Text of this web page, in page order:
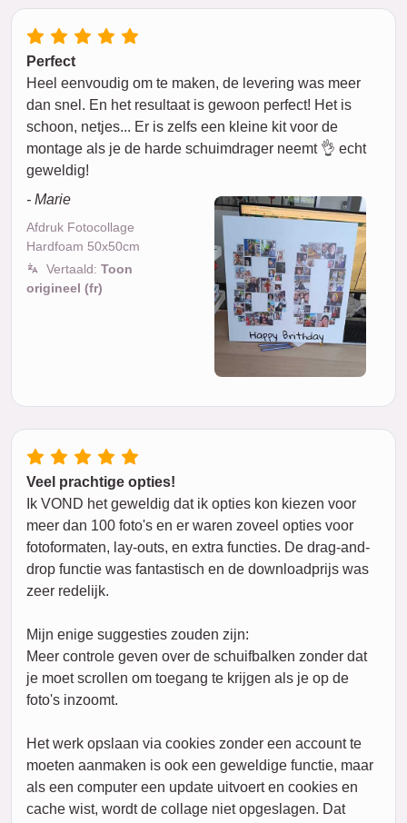
Perfect
Heel eenvoudig om te maken, de levering was meer
dan snel. En het resultaat is gewoon perfect! Het is
schoon, netjes... Er is zelfs een kleine kit voor de
montage als je de harde schuimdrager neemt 👌 echt
geweldig!
- Marie
Afdruk Fotocollage
Hardfoam 50x50cm
Vertaald: Toon
origineel (fr)
Veel prachtige opties!
Ik VOND het geweldig dat ik opties kon kiezen voor
meer dan 100 foto's en er waren zoveel opties voor
fotoformaten, lay-outs, en extra functies. De drag-and-
drop functie was fantastisch en de downloadprijs was
zeer redelijk.
Mijn enige suggesties zouden zijn:
Meer controle geven over de schuifbalken zonder dat
je moet scrollen om toegang te krijgen als je op de
foto's inzoomt.
Het werk opslaan via cookies zonder een account te
moeten aanmaken is ook een geweldige functie, maar
als een computer een update uitvoert en cookies en
cache wist, wordt de collage niet opgeslagen. Dat